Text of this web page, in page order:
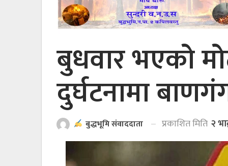
बुधवार भएको
दुर्घटनामा
बुद्धभूमि संवाददाता प्रकाशित मिति २